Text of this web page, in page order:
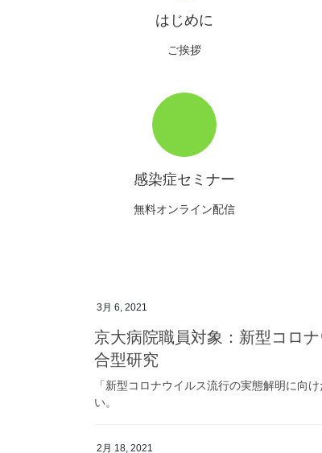
はじめに
ご挨拶
感染症セミナー
無料オンライン配信
3月 6, 2021
京大病院職員対象：新型コロ
合型研究
「新型コロナウイルス流行の実態解明に向
い。
2月 18, 2021